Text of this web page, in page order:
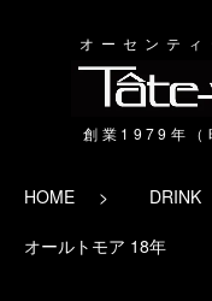
オーセンティックバー
HOME DRINK
オールトモア 18年